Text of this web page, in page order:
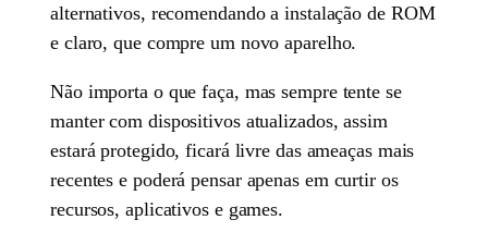
alternativos, recomendando a instalação de ROM
e claro, que compre um novo aparelho.
Não importa o que faça, mas sempre tente se
manter com dispositivos atualizados, assim
estará protegido, ficará livre das ameaças mais
recentes e poderá pensar apenas em curtir os
recursos, aplicativos e games.